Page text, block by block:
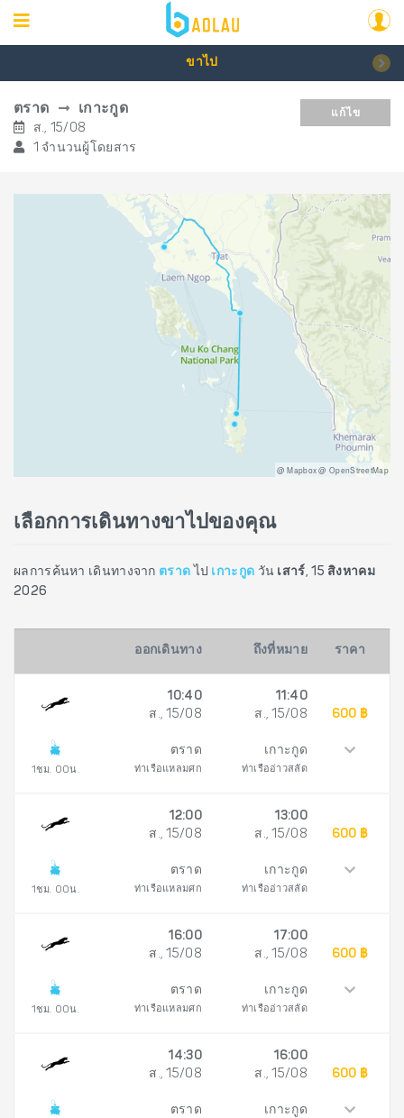
ขาไป
ตราด เกาะกูด
ส., 15/08
1 จำนวนผู้โดยสาร
แก้ไข
@ Mapbox @ OpenStreetMap
เลือกการเดินทางขาไปของคุณ
ผลการค้นหา เดินทางจาก ตราด ไป เกาะกูด วัน เสาร์, 15 สิงหาคม
2026
ออกเดินทาง ถึงที่หมาย ราคา
1ชม. 00น.
10:40
ส., 15/08
ตราด
ท่าเรือแหลมศก
11:40
ส., 15/08
เกาะกูด
ท่าเรืออ่าวสลัด
600 ฿
1ชม. 00น.
12:00
ส., 15/08
ตราด
ท่าเรือแหลมศก
13:00
ส., 15/08
เกาะกูด
ท่าเรืออ่าวสลัด
600 ฿
1ชม. 00น.
16:00
ส., 15/08
ตราด
ท่าเรือแหลมศก
17:00
ส., 15/08
เกาะกูด
ท่าเรืออ่าวสลัด
600 ฿
14:30
ส., 15/08
ตราด
16:00
ส., 15/08
เกาะกูด
600 ฿